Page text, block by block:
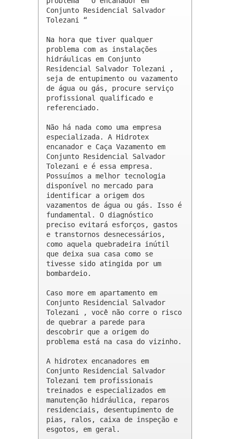
Conjunto Residencial Salvador
Tolezani “
Na hora que tiver qualquer
problema com as instalações
hidráulicas em Conjunto
Residencial Salvador Tolezani ,
seja de entupimento ou vazamento
de água ou gás, procure serviço
profissional qualificado e
referenciado.
Não há nada como uma empresa
especializada. A Hidrotex
encanador e Caça Vazamento em
Conjunto Residencial Salvador
Tolezani e é essa empresa.
Possuímos a melhor tecnologia
disponível no mercado para
identificar a origem dos
vazamentos de água ou gás. Isso é
fundamental. O diagnóstico
preciso evitará esforços, gastos
e transtornos desnecessários,
como aquela quebradeira inútil
que deixa sua casa como se
tivesse sido atingida por um
bombardeio.
Caso more em apartamento em
Conjunto Residencial Salvador
Tolezani , você não corre o risco
de quebrar a parede para
descobrir que a origem do
problema está na casa do vizinho.
A hidrotex encanadores em
Conjunto Residencial Salvador
Tolezani tem profissionais
treinados e especializados em
manutenção hidráulica, reparos
residenciais, desentupimento de
pias, ralos, caixa de inspeção e
esgotos, em geral.